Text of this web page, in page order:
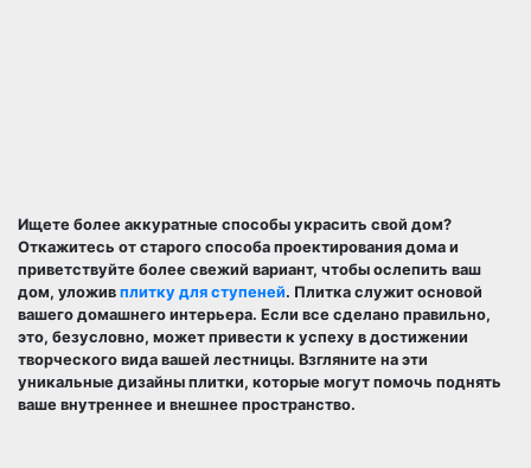
Ищете более аккуратные способы украсить свой дом?
Откажитесь от старого способа проектирования дома и
приветствуйте более свежий вариант, чтобы ослепить ваш
дом, уложив плитку для ступеней. Плитка служит основой
вашего домашнего интерьера. Если все сделано правильно,
это, безусловно, может привести к успеху в достижении
творческого вида вашей лестницы. Взгляните на эти
уникальные дизайны плитки, которые могут помочь поднять
ваше внутреннее и внешнее пространство.